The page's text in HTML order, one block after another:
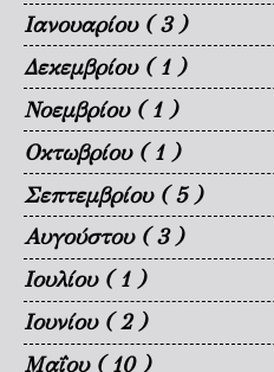
Ιανουαρίου ( 3 )
Δεκεμβρίου ( 1 )
Νοεμβρίου ( 1 )
Οκτωβρίου ( 1 )
Σεπτεμβρίου ( 5 )
Αυγούστου ( 3 )
Ιουλίου ( 1 )
Ιουνίου ( 2 )
Μαΐου ( 10 )